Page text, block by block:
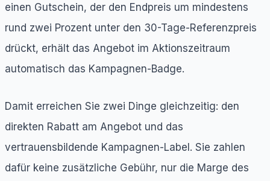
einen Gutschein, der den Endpreis um mindestens
rund zwei Prozent unter den 30-Tage-Referenzpreis
drückt, erhält das Angebot im Aktionszeitraum
automatisch das Kampagnen-Badge.
Damit erreichen Sie zwei Dinge gleichzeitig: den
direkten Rabatt am Angebot und das
vertrauensbildende Kampagnen-Label. Sie zahlen
dafür keine zusätzliche Gebühr, nur die Marge des